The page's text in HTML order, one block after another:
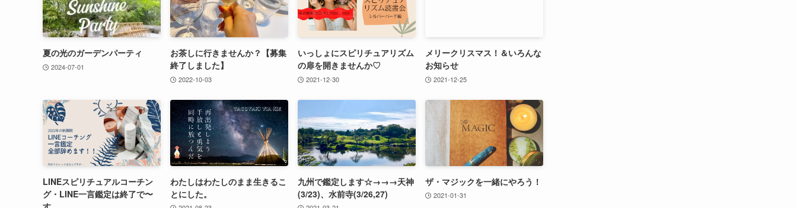
夏の光のガーデンパーティ
2024-07-01
お茶しに行きませんか？【募集
終了しました】
2022-10-03
いっしょにスピリチュアリズム
の扉を開きませんか♡
2021-12-30
メリークリスマス！＆いろんな
お知らせ
2021-12-25
LINEスピリチュアルコーチン
グ・LINE一言鑑定は終了で〜
わたしはわたしのまま生きるこ
とにした。
九州で鑑定します☆→→→天神
(3/23)、水前寺(3/26,27)
ザ・マジックを一緒にやろう！
2021-01-31